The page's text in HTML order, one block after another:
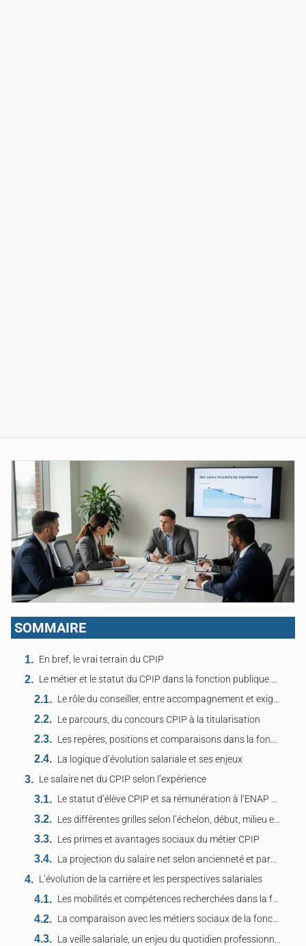
SOMMAIRE
En bref, le vrai terrain du CPIP
Le métier et le statut du CPIP dans la fonction publique d’État
Le rôle du conseiller, entre accompagnement et exigence
Le parcours, du concours CPIP à la titularisation
Les repères, positions et comparaisons dans la fonction publique
La logique d’évolution salariale et ses enjeux
Le salaire net du CPIP selon l’expérience
Le statut d’élève CPIP et sa rémunération à l’ENAP Agen
Les différentes grilles selon l’échelon, début, milieu et fin de carrière
Les primes et avantages sociaux du métier CPIP
La projection du salaire net selon ancienneté et parcours
L’évolution de la carrière et les perspectives salariales
Les mobilités et compétences recherchées dans la fonction publique
La comparaison avec les métiers sociaux de la fonction publique
La veille salariale, un enjeu du quotidien professionnel